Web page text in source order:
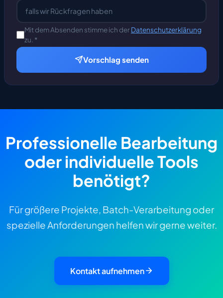
Mit dem Absenden stimme ich derDatenschutzerklärung
zu. *
Vorschlag senden
Professionelle Bearbeitung
oder individuelle Tools
benötigt?
Für größere Projekte, Batch-Verarbeitung oder
spezielle Anforderungen helfen wir gerne weiter.
Kontakt aufnehmen